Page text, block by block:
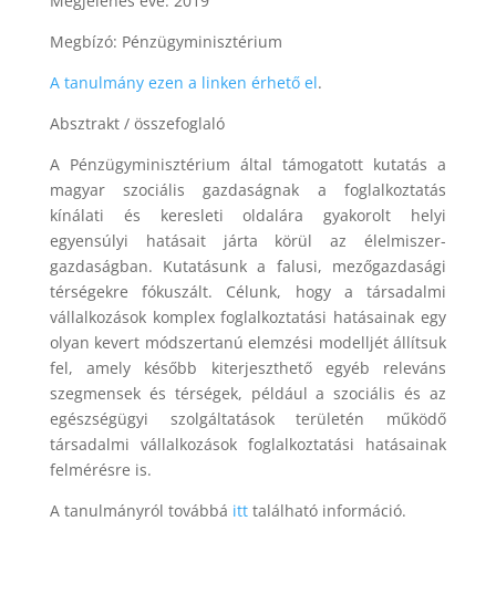
Megbízó: Pénzügyminisztérium
A tanulmány ezen a linken érhető el.
Absztrakt / összefoglaló
A Pénzügyminisztérium által támogatott kutatás a
magyar szociális gazdaságnak a foglalkoztatás
kínálati és keresleti oldalára gyakorolt helyi
egyensúlyi hatásait járta körül az élelmiszer-
gazdaságban. Kutatásunk a falusi, mezőgazdasági
térségekre fókuszált. Célunk, hogy a társadalmi
vállalkozások komplex foglalkoztatási hatásainak egy
olyan kevert módszertanú elemzési modelljét állítsuk
fel, amely később kiterjeszthető egyéb releváns
szegmensek és térségek, például a szociális és az
egészségügyi szolgáltatások területén működő
társadalmi vállalkozások foglalkoztatási hatásainak
felmérésre is.
A tanulmányról továbbá itttalálható információ.